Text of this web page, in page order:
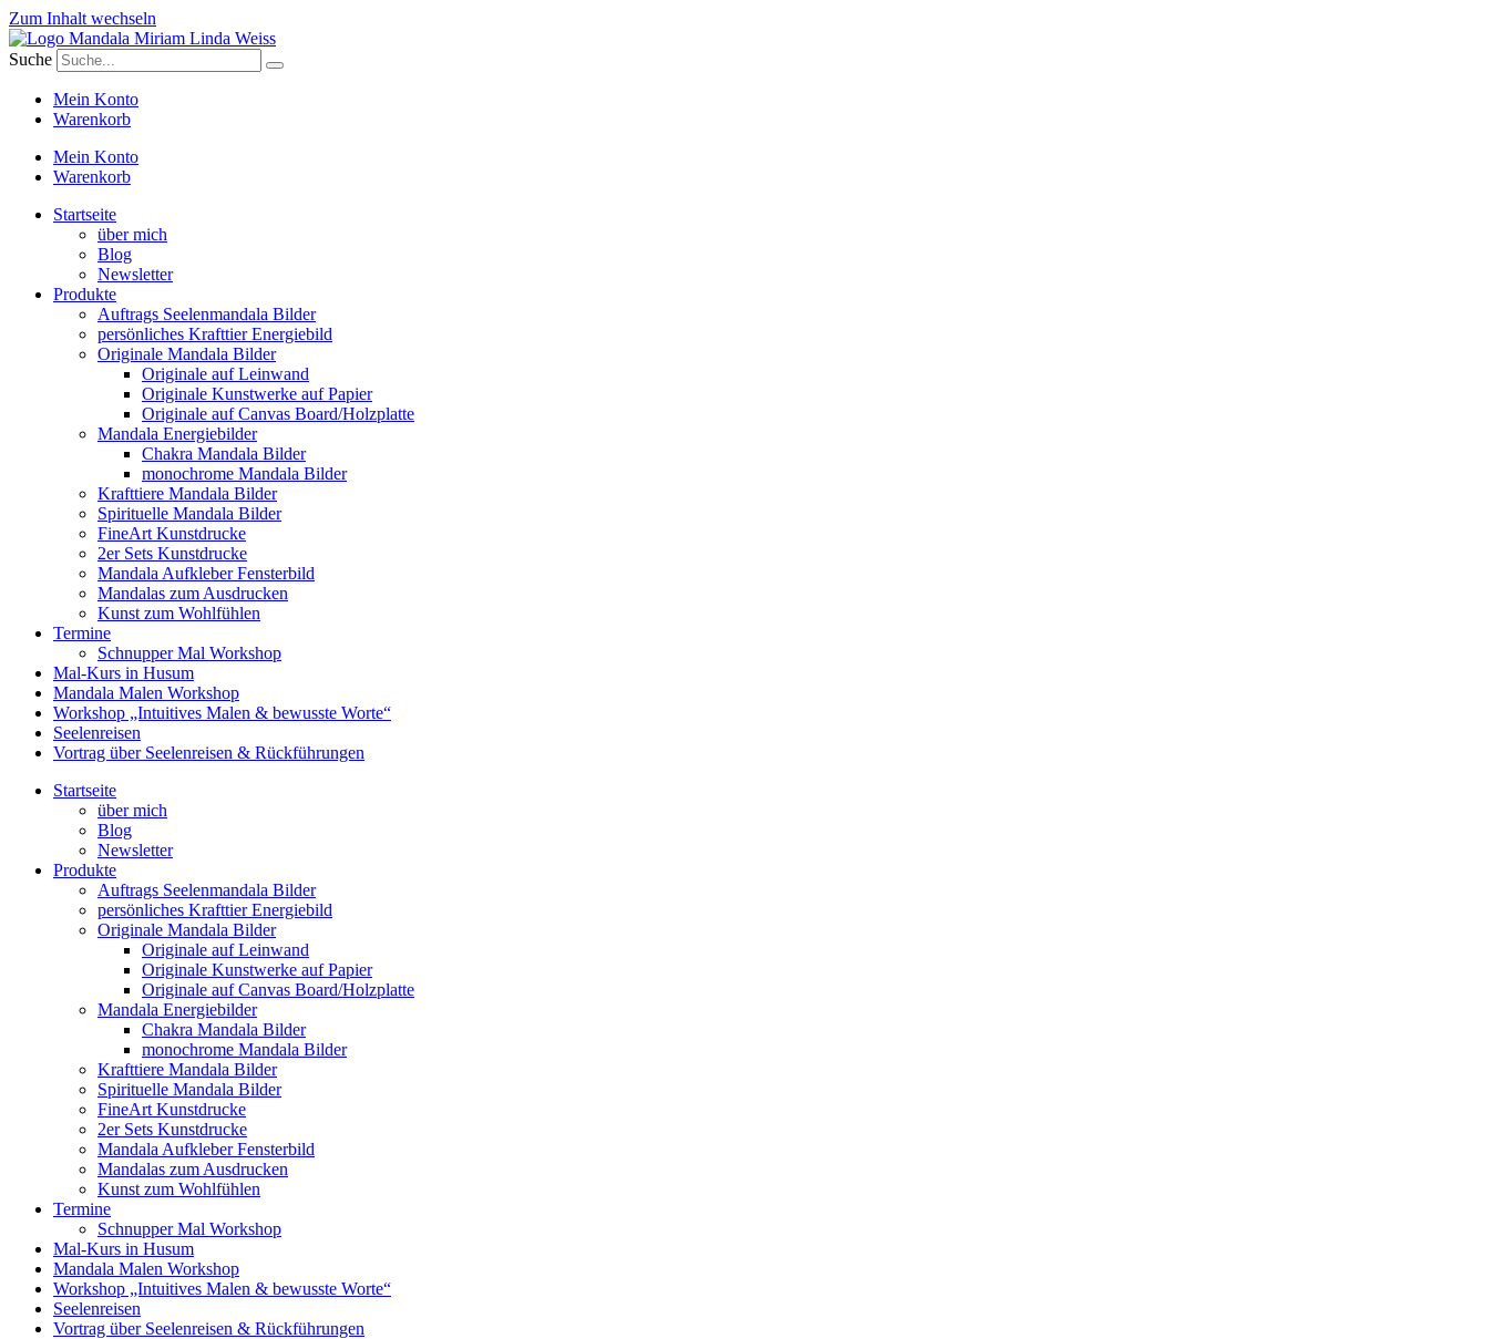
Zum Inhalt wechseln
Suche
Mein Konto
Warenkorb
Mein Konto
Warenkorb
Startseite
über mich
Blog
Newsletter
Produkte
Auftrags Seelenmandala Bilder
persönliches Krafttier Energiebild
Originale Mandala Bilder
Originale auf Leinwand
Originale Kunstwerke auf Papier
Originale auf Canvas Board/Holzplatte
Mandala Energiebilder
Chakra Mandala Bilder
monochrome Mandala Bilder
Krafttiere Mandala Bilder
Spirituelle Mandala Bilder
FineArt Kunstdrucke
2er Sets Kunstdrucke
Mandala Aufkleber Fensterbild
Mandalas zum Ausdrucken
Kunst zum Wohlfühlen
Termine
Schnupper Mal Workshop
Mal-Kurs in Husum
Mandala Malen Workshop
Workshop „Intuitives Malen & bewusste Worte“
Seelenreisen
Vortrag über Seelenreisen & Rückführungen
Startseite
über mich
Blog
Newsletter
Produkte
Auftrags Seelenmandala Bilder
persönliches Krafttier Energiebild
Originale Mandala Bilder
Originale auf Leinwand
Originale Kunstwerke auf Papier
Originale auf Canvas Board/Holzplatte
Mandala Energiebilder
Chakra Mandala Bilder
monochrome Mandala Bilder
Krafttiere Mandala Bilder
Spirituelle Mandala Bilder
FineArt Kunstdrucke
2er Sets Kunstdrucke
Mandala Aufkleber Fensterbild
Mandalas zum Ausdrucken
Kunst zum Wohlfühlen
Termine
Schnupper Mal Workshop
Mal-Kurs in Husum
Mandala Malen Workshop
Workshop „Intuitives Malen & bewusste Worte“
Seelenreisen
Vortrag über Seelenreisen & Rückführungen